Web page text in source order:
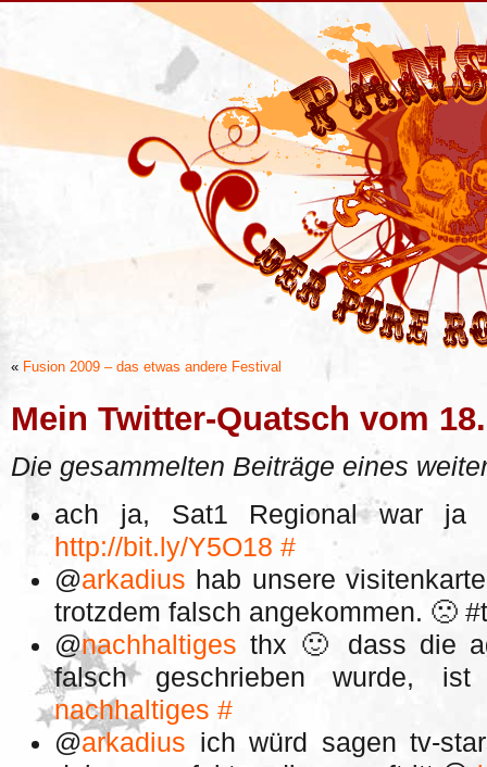
« Fusion 2009 – das etwas andere Festival
Mein Twitter-Quatsch vom
Die gesammelten Beiträge eines
ach ja, Sat1 Regional war
http://bit.ly/Y5O18 #
@arkadius hab unsere
trotzdem falsch angekommen. 🙁
@nachhaltiges thx 🙂 dass die
falsch geschrieben wurde,
nachhaltiges #
@arkadius ich würd sagen tv-